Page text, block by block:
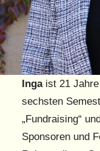
Ingaist 21 Jahre
sechsten
„Fundraising“
Sponsoren und